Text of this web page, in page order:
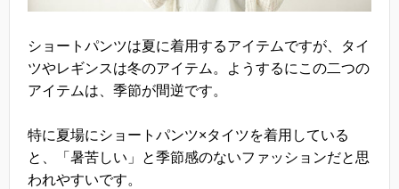
ショートパンツは夏に着用するアイテムですが、タイ
ツやレギンスは冬のアイテム。ようするにこの二つの
アイテムは、季節が間逆です。
特に夏場にショートパンツ×タイツを着用している
と、「暑苦しい」と季節感のないファッションだと思
われやすいです。